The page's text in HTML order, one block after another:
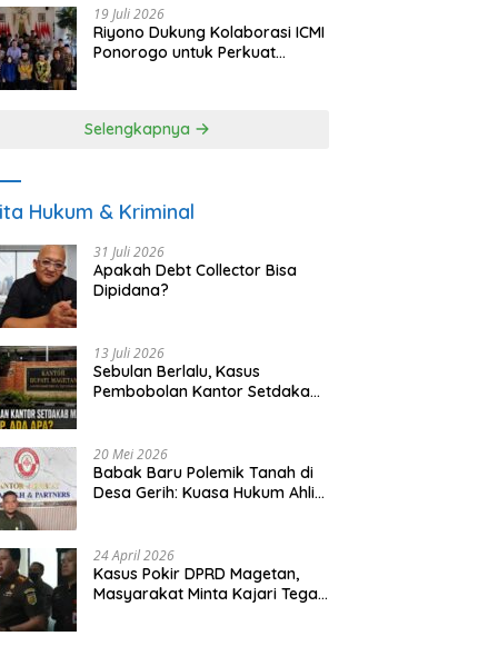
19 Juli 2026
Riyono Dukung Kolaborasi ICMI
Ponorogo untuk Perkuat
Selengkapnya
Hukum & Kriminal
31 Juli 2026
Apakah Debt Collector Bisa
Dipidana?
13 Juli 2026
Sebulan Berlalu, Kasus
Pembobolan Kantor Setdakab
20 Mei 2026
Babak Baru Polemik Tanah di
Desa Gerih: Kuasa Hukum Ahli
24 April 2026
Kasus Pokir DPRD Magetan,
Masyarakat Minta Kajari Tegak